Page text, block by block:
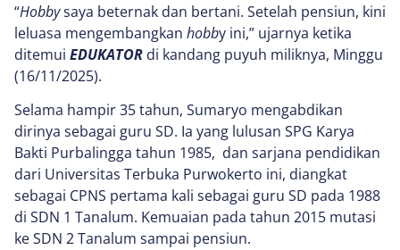
“Hobbysaya beternak dan bertani. Setelah pensiun, kini
leluasa mengembangkan hobby ini,” ujarnya ketika
ditemui EDUKATOR di kandang puyuh miliknya, Minggu
(16/11/2025).
Selama hampir 35 tahun, Sumaryo mengabdikan
dirinya sebagai guru SD. Ia yang lulusan SPG Karya
Bakti Purbalingga tahun 1985, dan sarjana pendidikan
dari Universitas Terbuka Purwokerto ini, diangkat
sebagai CPNS pertama kali sebagai guru SD pada 1988
di SDN 1 Tanalum. Kemuaian pada tahun 2015 mutasi
ke SDN 2 Tanalum sampai pensiun.